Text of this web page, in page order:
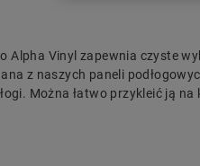
Alpha Vinyl zapewnia czyste
z naszych paneli
Można łatwo przykleić ją